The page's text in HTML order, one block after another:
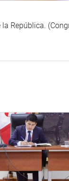
República.